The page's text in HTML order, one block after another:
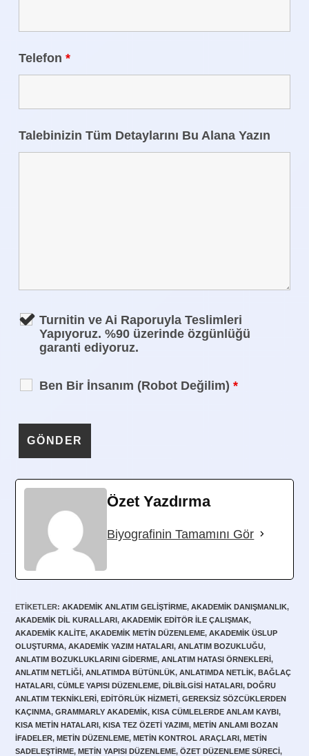
Telefon*
Talebinizin Tüm Detaylarını Bu Alana Yazın
Turnitin ve Ai Raporuyla Teslimleri
Yapıyoruz. %90 üzerinde özgünlüğü
garanti ediyoruz.
Ben Bir İnsanım (Robot Değilim)*
Özet Yazdırma
Biyografinin Tamamını Gör
ETIKETLER:AKADEMIK ANLATIM GELIŞTIRME, AKADEMIK DANIŞMANLIK,
AKADEMIK DIL KURALLARI, AKADEMIK EDITÖR ILE ÇALIŞMAK,
AKADEMIK KALITE, AKADEMIK METIN DÜZENLEME, AKADEMIK ÜSLUP
OLUŞTURMA, AKADEMIK YAZIM HATALARI, ANLATIM BOZUKLUĞU,
ANLATIM BOZUKLUKLARINI GIDERME, ANLATIM HATASI ÖRNEKLERI,
ANLATIM NETLIĞI, ANLATIMDA BÜTÜNLÜK, ANLATIMDA NETLIK, BAĞLAÇ
HATALARI, CÜMLE YAPISI DÜZENLEME, DILBILGISI HATALARI, DOĞRU
ANLATIM TEKNIKLERI, EDITÖRLÜK HIZMETI, GEREKSIZ SÖZCÜKLERDEN
KAÇINMA, GRAMMARLY AKADEMIK, KISA CÜMLELERDE ANLAM KAYBI,
KISA METIN HATALARI, KISA TEZ ÖZETI YAZIMI, METIN ANLAMI BOZAN
IFADELER, METIN DÜZENLEME, METIN KONTROL ARAÇLARI, METIN
SADELEŞTIRME, METIN YAPISI DÜZENLEME, ÖZET DÜZENLEME SÜRECI,